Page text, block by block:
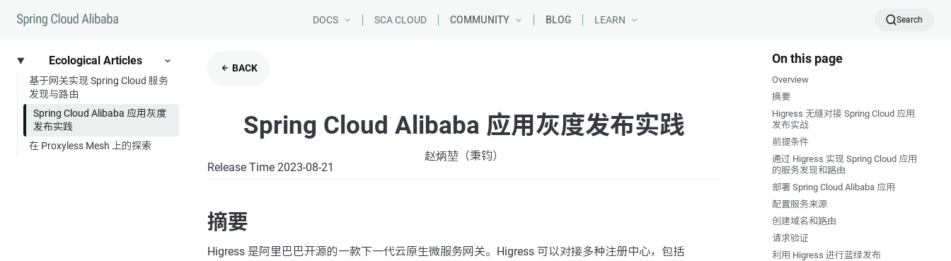
DOCS SCA CLOUD COMMUNITY BLOG LEARN Search
Ecological Articles
基于网关实现 Spring Cloud 服务
发现与路由
Spring Cloud Alibaba 应用灰度
发布实践
在 Proxyless Mesh 上的探索
BACK
Spring Cloud Alibaba 应用灰度发布实践
赵炳堃（秉钧）
Release Time 2023-08-21
摘要
Higress 是阿里巴巴开源的一款下一代云原生微服务网关。Higress 可以对接多种注册中心，包括
On this page
Overview
摘要
Higress 无缝对接 Spring Cloud 应用
发布实战
前提条件
通过 Higress 实现 Spring Cloud 应用
的服务发现和路由
部署 Spring Cloud Alibaba 应用
配置服务来源
创建域名和路由
请求验证
利用 Higress 进行蓝绿发布